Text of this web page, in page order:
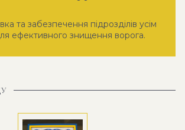
та забезпечення підрозділів усім
ефективного знищення ворога.